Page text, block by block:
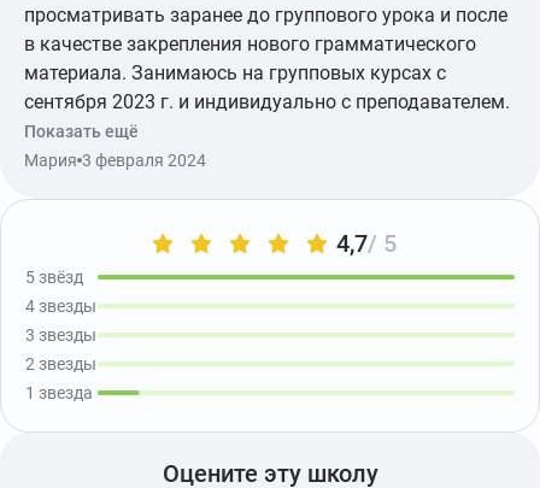
просматривать заранее до группового урока и после
в качестве закрепления нового грамматического
материала. Занимаюсь на групповых курсах с
сентября 2023 г. и индивидуально с преподавателем.
Очень нравится возможность отработать каждую
тему, а также индивидуальный подход к
занятий достичь уровня В 1, начав с А 1! Буду
заниматься и дальше!
Показать ещё
Мария 3 февраля 2024
4,7/ 5
5 звёзд
4 звезды
3 звезды
2 звезды
1 звезда
Оцените эту школу